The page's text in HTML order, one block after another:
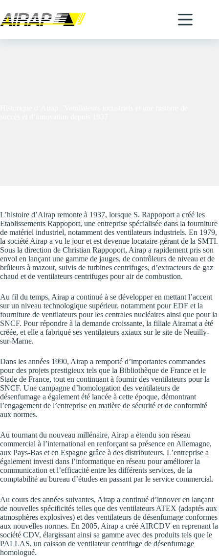
au
contenu
L’histoire d’Airap remonte à 1937, lorsque S. Rappoport a créé les
Etablissements Rappoport, une entreprise spécialisée dans la fourniture
de matériel industriel, notamment des ventilateurs industriels. En 1979,
la société Airap a vu le jour et est devenue locataire-gérant de la SMTI.
Sous la direction de Christian Rappoport, Airap a rapidement pris son
envol en lançant une gamme de jauges, de contrôleurs de niveau et de
brûleurs à mazout, suivis de turbines centrifuges, d’extracteurs de gaz
chaud et de ventilateurs centrifuges pour air de combustion.
Au fil du temps, Airap a continué à se développer en mettant l’accent
sur un niveau technologique supérieur, notamment pour EDF et la
fourniture de ventilateurs pour les centrales nucléaires ainsi que pour la
SNCF. Pour répondre à la demande croissante, la filiale Airamat a été
créée, et elle a fabriqué ses ventilateurs axiaux sur le site de Neuilly-
sur-Marne.
Dans les années 1990, Airap a remporté d’importantes commandes
pour des projets prestigieux tels que la Bibliothèque de France et le
Stade de France, tout en continuant à fournir des ventilateurs pour la
SNCF. Une campagne d’homologation des ventilateurs de
désenfumage a également été lancée à cette époque, démontrant
l’engagement de l’entreprise en matière de sécurité et de conformité
aux normes.
Au tournant du nouveau millénaire, Airap a étendu son réseau
commercial à l’international en renforçant sa présence en Allemagne,
aux Pays-Bas et en Espagne grâce à des distributeurs. L’entreprise a
également investi dans l’informatique en réseau pour améliorer la
communication et l’efficacité entre les différents services, de la
comptabilité au bureau d’études en passant par le service commercial.
Au cours des années suivantes, Airap a continué d’innover en lançant
de nouvelles spécificités telles que des ventilateurs ATEX (adaptés aux
atmosphères explosives) et des ventilateurs de désenfumage conformes
aux nouvelles normes. En 2005, Airap a créé AIRCDV en reprenant la
société CDV, élargissant ainsi sa gamme avec des produits tels que le
PALLAS, un caisson de ventilateur centrifuge de désenfumage
homologué.